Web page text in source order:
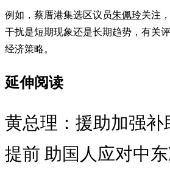
例如，蔡厝港集选区议员朱佩玲关注
干扰是短期现象还是长期趋势，有关
经济策略。
延伸阅读
黄总理：援助加强补
提前 助国人应对中